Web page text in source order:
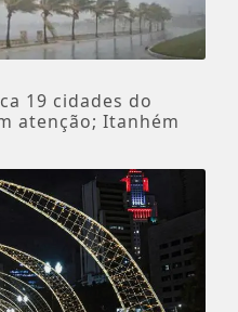
19 cidades do
atenção; Itanhém